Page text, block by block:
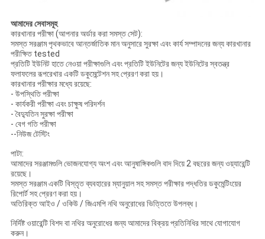
আমাদের সেবাসমূহ
কারখানার পরীক্ষা (আপনার অর্ডার করা সমস্ত সেট):
সমস্ত সরঞ্জাম পৃথকভাবে আন্তর্জাতিক মান অনুসারে সুরক্ষা এবং কার্য সম্পাদনের জন্য কারখানার
পরীক্ষিত tested
প্রতিটি ইউনিট হাতে নেওয়া পরীক্ষাগুলি এবং প্রতিটি ইউনিটের জন্য ইউনিটের স্বতন্ত্র
ফলাফলের রূপরেখার একটি ডকুমেন্টেশন সহ প্রেরণ করা হয়।
কারখানার পরীক্ষার মধ্যে রয়েছে:
- উপস্থিতি পরীক্ষা
- কার্যকরী পরীক্ষা এবং চাক্ষুষ পরিদর্শন
- বৈদ্যুতিন সুরক্ষা পরীক্ষা
- বেগ গতি পরীক্ষা
--নিউজ টেস্টিং
পাটা:
আমাদের সরঞ্জামগুলি ভোজনযোগ্য অংশ এবং আনুষাঙ্গিকগুলি বাদ দিয়ে 2 বছরের জন্য ওয়্যারেন্টি
রয়েছে।
সমস্ত সরঞ্জাম একটি বিস্তৃত ব্যবহারের ম্যানুয়াল সহ সমস্ত পরীক্ষার পদ্ধতির ডকুমেন্টিংয়ের
রিপোর্ট সহ প্রেরণ করা হয়।
অতিরিক্ত আইও / ওকিউ / জিএমপি নথি অনুরোধের ভিত্তিতে উপলব্ধ।
নির্দিষ্ট ওয়ারেন্টি বিশদ বা নথির অনুরোধের জন্য আমাদের বিক্রয় প্রতিনিধির সাথে যোগাযোগ
করুন।